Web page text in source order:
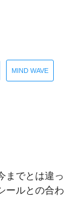
MIND WAVE
までとは違っ
ールとの合わ